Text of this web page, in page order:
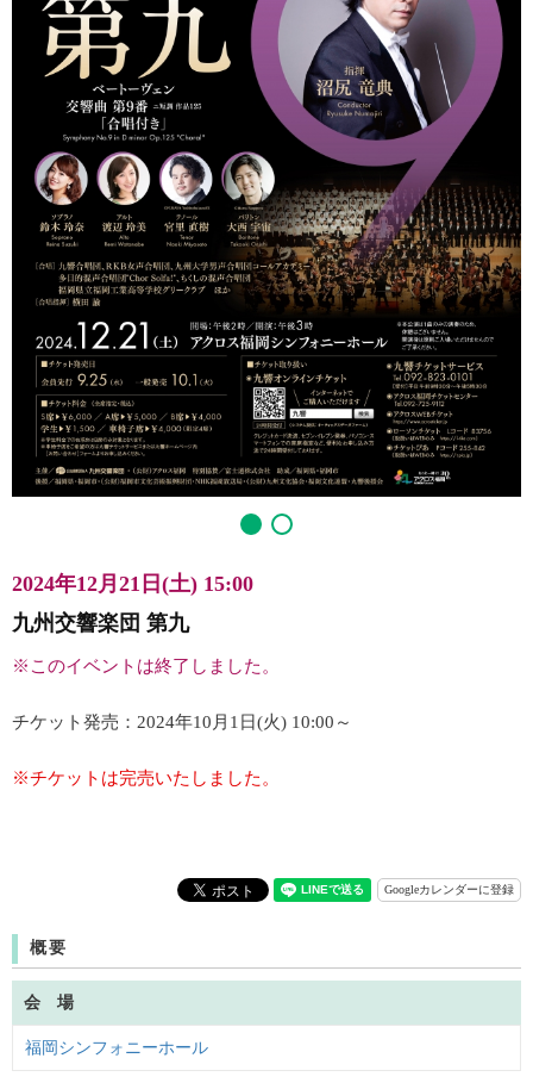
2024年12月21日(土) 15:00
九州交響楽団 第九
※このイベントは終了しました。
チケット発売：2024年10月1日(火) 10:00～
※チケットは完売いたしました。
Googleカレンダーに登録
概要
会 場
福岡シンフォニーホール